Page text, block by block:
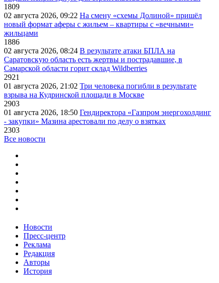
1809
02 августа 2026, 09:22 На смену «схемы Долиной» пришёл
новый формат аферы с жильем – квартиры с «вечными»
жильцами
1886
02 августа 2026, 08:24 В результате атаки БПЛА на
Саратовскую область есть жертвы и пострадавшие, в
Самарской области горит склад Wildberries
2921
01 августа 2026, 21:02 Три человека погибли в результате
взрыва на Кудринской площади в Москве
2903
01 августа 2026, 18:50 Гендиректора «Газпром энергохолдинг
- закупки» Мазина арестовали по делу о взятках
2303
Все новости
Новости
Пресс-центр
Реклама
Редакция
Авторы
История